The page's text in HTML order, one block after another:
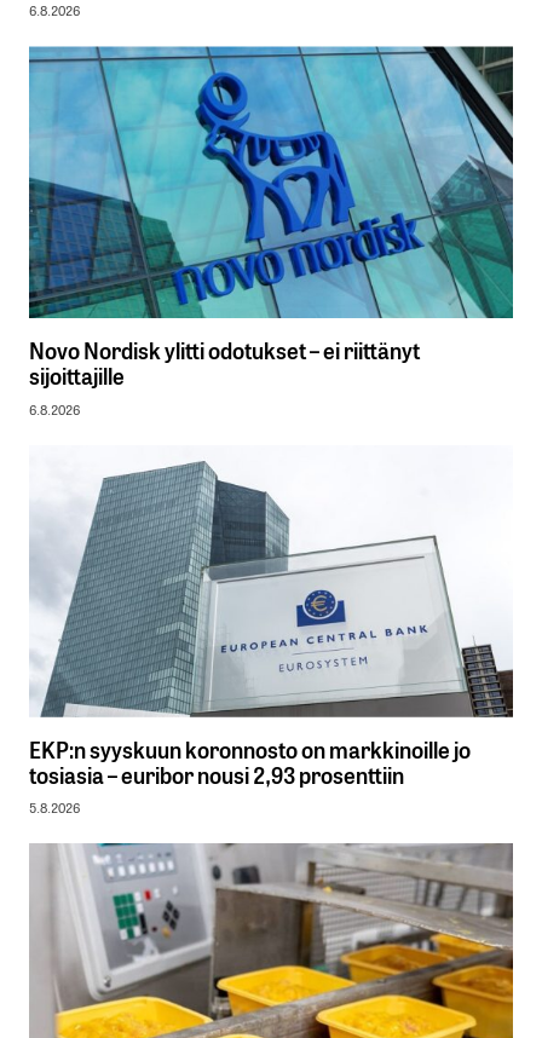
6.8.2026
Novo Nordisk ylitti odotukset – ei riittänyt
sijoittajille
6.8.2026
EKP:n syyskuun koronnosto on markkinoille jo
tosiasia – euribor nousi 2,93 prosenttiin
5.8.2026